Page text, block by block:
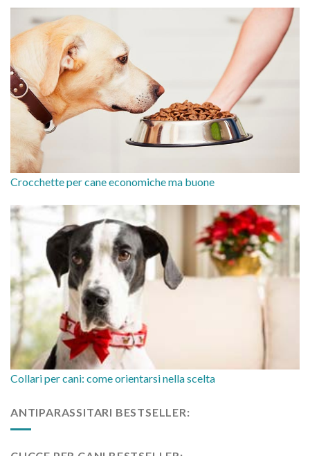
Crocchette per cane economiche ma buone
Collari per cani: come orientarsi nella scelta
ANTIPARASSITARI BESTSELLER: